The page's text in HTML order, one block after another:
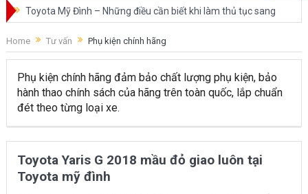
Toyota Mỹ Đình – Những điều cần biết khi làm thủ tục sang
tên ô tô trong cùng tỉnh.
So sánh Toyota Veloz Cross và Toyota Innova: Nên chọn xe
nào?
Đánh giá tổng quan về xe Toyota Veloz Cross 2022 HOT
Những dòng xe của Toyota đang chiếm lĩnh tại thị trường
Việt Nam?
Home Tư vấn Phụ kiện chính hãng
Phụ kiện chính hãng đảm bảo chất lượng phụ kiện, bảo
hành thao chính sách của hãng trên toàn quốc, lắp chuẩn
đét theo từng loại xe.
Toyota Yaris G 2018 mầu đỏ giao luôn tại
Toyota mỹ đình